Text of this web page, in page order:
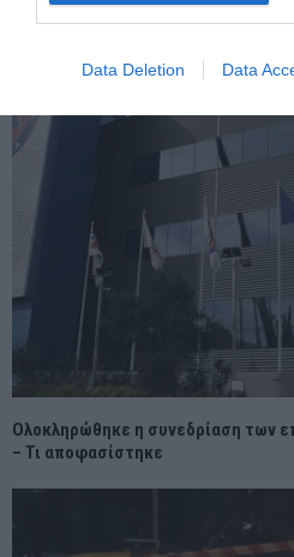
Data Deletion Data
ΣΧΕΤΙΚΈΣ ΑΝΑΡΤΉΣΕΙΣ
Ολοκληρώθηκε η συνεδρίαση των
– Τι αποφασίστηκε